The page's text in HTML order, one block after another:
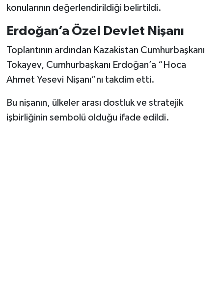
konularının değerlendirildiği belirtildi.
Erdoğan’a Özel Devlet Nişanı
Toplantının ardından Kazakistan Cumhurbaşkanı
Tokayev, Cumhurbaşkanı Erdoğan’a “Hoca
Ahmet Yesevi Nişanı”nı takdim etti.
Bu nişanın, ülkeler arası dostluk ve stratejik
işbirliğinin sembolü olduğu ifade edildi.